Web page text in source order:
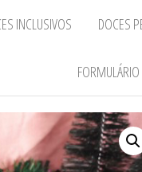
INCLUSIVOS DOCES